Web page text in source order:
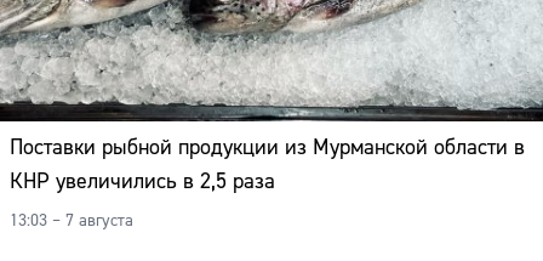
Поставки рыбной продукции из Мурманской области в
КНР увеличились в 2,5 раза
13:03 – 7 августа